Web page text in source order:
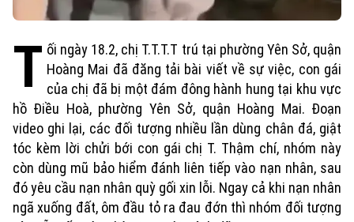
T ối ngày 18.2, chị T.T.T.T trú tại phường Yên Sở, quận
Hoàng Mai đã đăng tải bài viết về sự việc, con gái
của chị đã bị một đám đông hành hung tại khu vực
hồ Điều Hoà, phường Yên Sở, quận Hoàng Mai. Đoạn
video ghi lại, các đối tượng nhiều lần dùng chân đá, giật
tóc kèm lời chửi bới con gái chị T. Thậm chí, nhóm này
còn dùng mũ bảo hiểm đánh liên tiếp vào nạn nhân, sau
đó yêu cầu nạn nhân quỳ gối xin lỗi. Ngay cả khi nạn nhân
ngã xuống đất, ôm đầu tỏ ra đau đớn thì nhóm đối tượng